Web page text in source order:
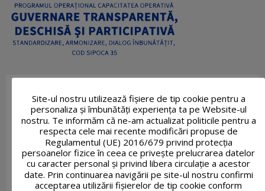
Site-ul nostru utilizează fişiere de tip cookie pentru a
personaliza și îmbunătăți experiența ta pe Website-ul
nostru. Te informăm că ne-am actualizat politicile pentru a
respecta cele mai recente modificări propuse de
Regulamentul (UE) 2016/679 privind protecția
persoanelor fizice în ceea ce privește prelucrarea datelor
cu caracter personal și privind libera circulație a acestor
date. Prin continuarea navigării pe site-ul nostru confirmi
acceptarea utilizării fişierelor de tip cookie conform